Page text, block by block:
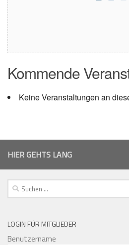
Kommende
Keine Veranstaltungen an
HIER GEHTS LANG
Suchen
nach:
LOGIN FÜR MITGLIEDER
Benutzername